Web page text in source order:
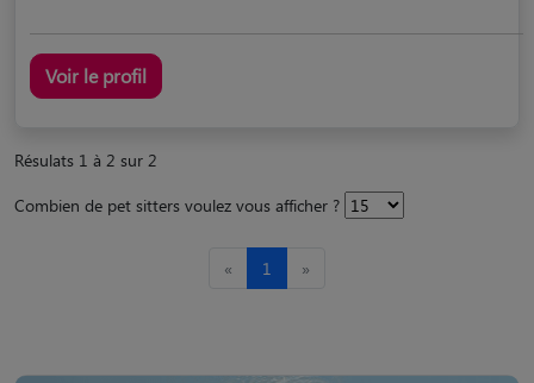
Voir le profil
Résulats 1 à 2 sur 2
Combien de pet sitters voulez vous afficher ?
« 1 »